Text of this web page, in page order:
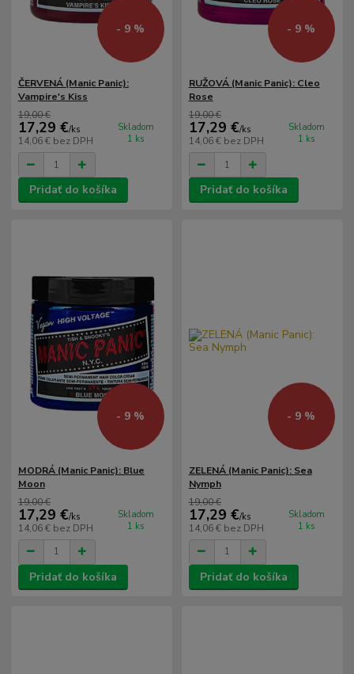
- 9 %
ČERVENÁ (Manic Panic):
Vampire's Kiss
19,00 €
17,29 €/ks
14,06 € bez DPH
Skladom
1 ks
Pridať do košíka
- 9 %
RUŽOVÁ (Manic Panic): Cleo
Rose
19,00 €
17,29 €/ks
14,06 € bez DPH
Skladom
1 ks
Pridať do košíka
- 9 %
MODRÁ (Manic Panic): Blue
Moon
19,00 €
17,29 €/ks
14,06 € bez DPH
Skladom
1 ks
Pridať do košíka
- 9 %
ZELENÁ (Manic Panic): Sea
Nymph
19,00 €
17,29 €/ks
14,06 € bez DPH
Skladom
1 ks
Pridať do košíka